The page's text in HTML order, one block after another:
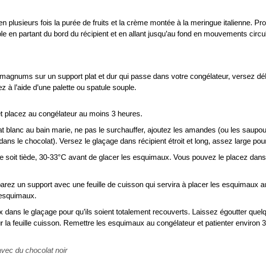
plusieurs fois la purée de fruits et la crème montée à la meringue italienne.
en partant du bord du récipient et en allant jusqu’au fond en mouvements
sur un support plat et dur qui passe dans votre congélateur, versez
à l’aide d’une palette ou spatule souple.
placez au congélateur au moins 3 heures.
blanc au bain marie, ne pas le surchauffer, ajoutez les amandes (ou les
le chocolat). Versez le glaçage dans récipient étroit et long, assez large
soit tiède, 30-33°C avant de glacer les esquimaux. Vous pouvez le placez
un support avec une feuille de cuisson qui servira à placer les esquimaux
dans le glaçage pour qu’ils soient totalement recouverts. Laissez égoutter
la feuille cuisson. Remettre les esquimaux au congélateur et patienter environ
du chocolat noir